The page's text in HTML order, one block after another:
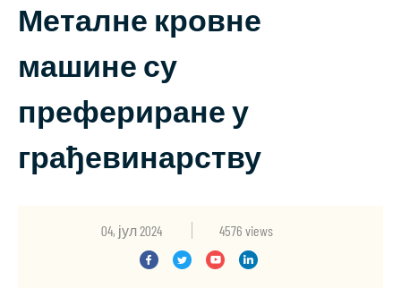
Металне кровне
машине су
префериране у
грађевинарству
04, јул 2024 4576 views